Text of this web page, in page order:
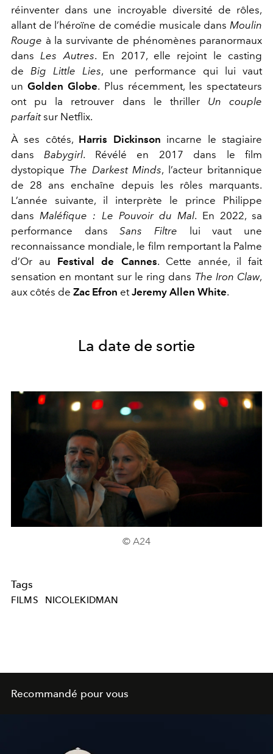
réinventer dans une incroyable diversité de rôles,
allant de l’héroïne de comédie musicale dans Moulin
Rouge à la survivante de phénomènes paranormaux
dans Les Autres. En 2017, elle rejoint le casting
de
Big Little Lies, une performance qui lui vaut
un Golden Globe. Plus récemment, les spectateurs
ont pu la retrouver dans le thriller
Un couple
parfait sur Netflix.
À ses côtés, Harris Dickinson incarne le stagiaire
dans
Babygirl. Révélé en 2017 dans le film
dystopique The Darkest Minds, l’acteur britannique
de 28 ans enchaîne depuis les rôles marquants.
L’année suivante, il interprète le prince Philippe
dans Maléfique : Le Pouvoir du Mal. En 2022, sa
performance dans
Sans Filtre
lui vaut une
reconnaissance mondiale, le film remportant la Palme
d’Or au
Festival de Cannes. Cette année, il fait
sensation en montant sur le ring dans The Iron Claw,
aux côtés de Zac Efron et Jeremy Allen White.
La date de sortie
© A24
Tags
FILMS NICOLEKIDMAN
Recommandé pour vous